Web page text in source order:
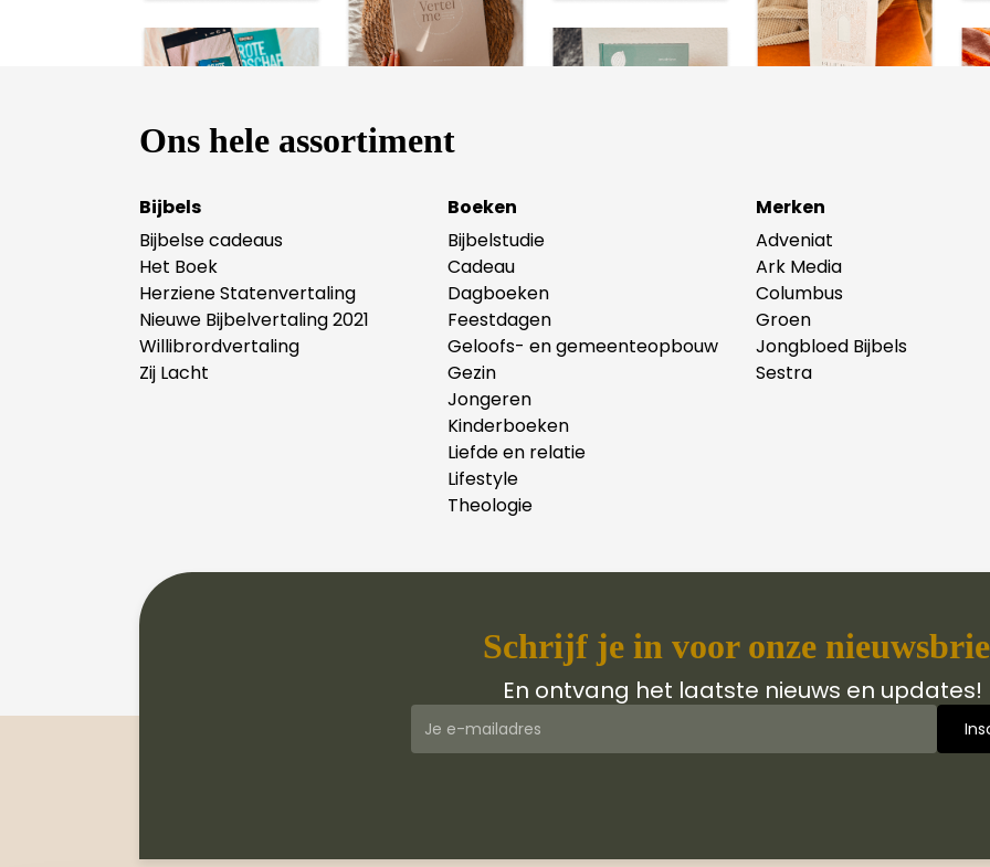
Ons hele assortiment
Bijbels
Bijbelse cadeaus
Het Boek
Herziene Statenvertaling
Nieuwe Bijbelvertaling 2021
Willibrordvertaling
Zij Lacht
Boeken
Bijbelstudie
Cadeau
Dagboeken
Feestdagen
Geloofs- en gemeenteopbouw
Gezin
Jongeren
Kinderboeken
Liefde en relatie
Lifestyle
Theologie
Merken
Adveniat
Ark Media
Columbus
Groen
Jongbloed Bijbels
Sestra
Schrijf je in voor onze
En ontvang het laatste nieuws en updates!